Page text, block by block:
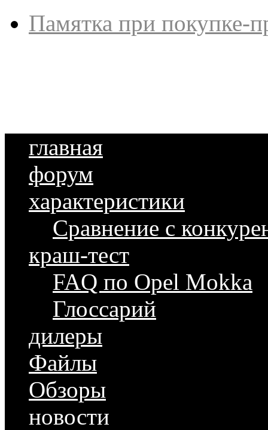
Памятка при покупке-
главная
форум
характеристики
Сравнение с
краш-тест
FAQ по Opel Mokka
Глоссарий
дилеры
Файлы
Обзоры
новости